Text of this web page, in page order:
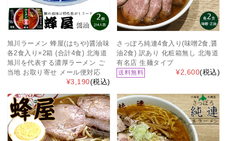
旭川ラーメン 蜂屋(はちや)醤油味
各2食入り×2箱 (合計4食) 北海道
旭川を代表する濃厚ラーメン ご
当地 お取り寄せ メール便対応
¥3,190(税込)
送料無料
さっぽろ純連4食入り(味噌2食,醤
油2食) 訳あり 化粧箱無し 北海道
有名店 生麺タイプ
¥2,600(税込)